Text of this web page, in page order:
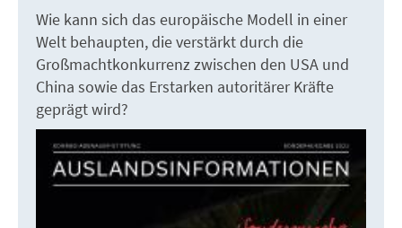
Wie kann sich das europäische Modell in einer
Welt behaupten, die verstärkt durch die
Großmachtkonkurrenz zwischen den USA und
China sowie das Erstarken autoritärer Kräfte
geprägt wird?